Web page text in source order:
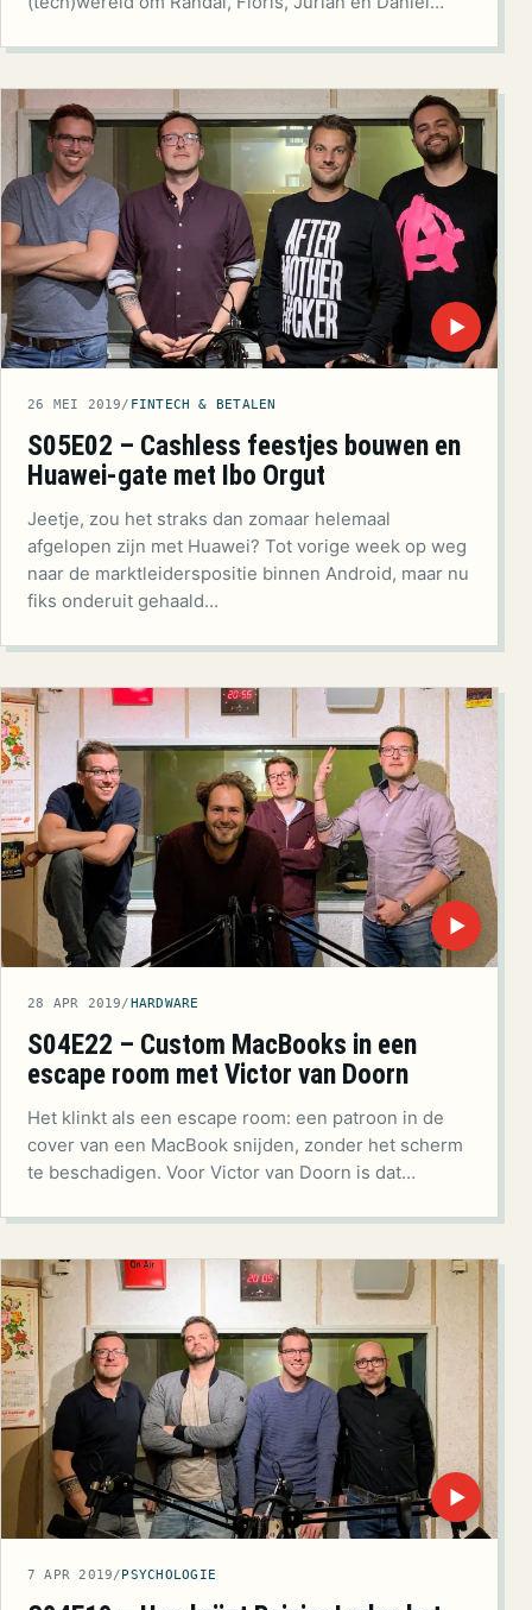
▶
26 MEI 2019/ FINTECH & BETALEN
S05E02 – Cashless feestjes bouwen en
Huawei-gate met Ibo Orgut
Jeetje, zou het straks dan zomaar helemaal
afgelopen zijn met Huawei? Tot vorige week op weg
naar de marktleiderspositie binnen Android, maar nu
fiks onderuit gehaald…
▶
28 APR 2019/ HARDWARE
S04E22 – Custom MacBooks in een
escape room met Victor van Doorn
Het klinkt als een escape room: een patroon in de
cover van een MacBook snijden, zonder het scherm
te beschadigen. Voor Victor van Doorn is dat…
▶
7 APR 2019/ PSYCHOLOGIE